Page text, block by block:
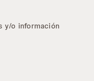
y/o información